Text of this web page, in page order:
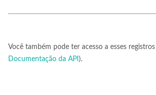
Você também pode ter acesso a esses
Documentação da API ).